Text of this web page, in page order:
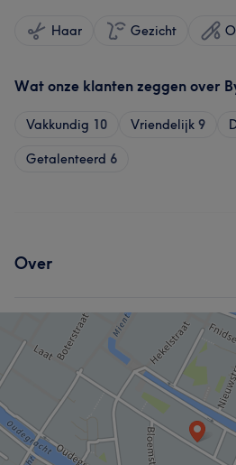
Haar Gezicht
Wat onze klanten zeggen over
Vakkundig 10 Vriendelijk 9
Getalenteerd 6
Over